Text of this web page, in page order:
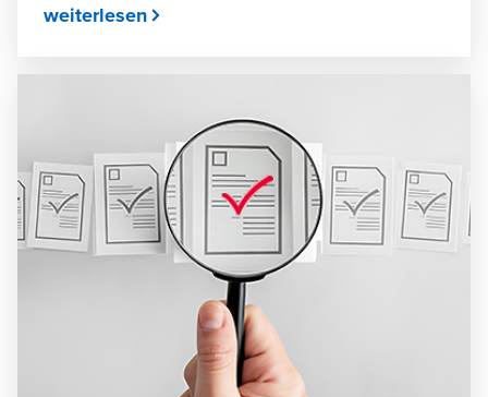
weiterlesen